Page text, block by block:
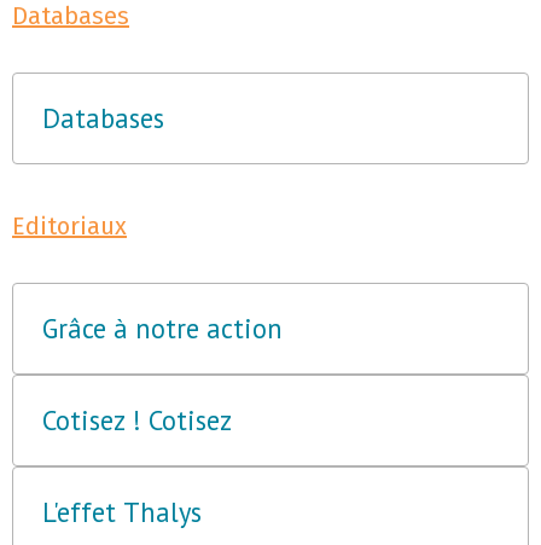
Databases
Databases
Editoriaux
Grâce à notre action
Cotisez ! Cotisez
L'effet Thalys